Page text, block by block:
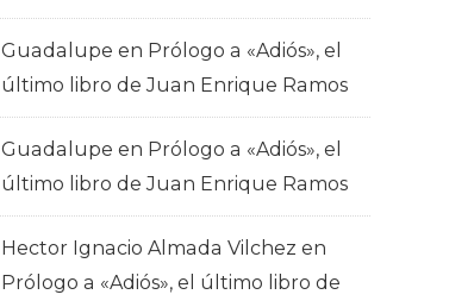
Guadalupe en Prólogo a «Adiós», el
último libro de Juan Enrique Ramos
Guadalupe en Prólogo a «Adiós», el
último libro de Juan Enrique Ramos
Hector Ignacio Almada Vilchez en
Prólogo a «Adiós», el último libro de